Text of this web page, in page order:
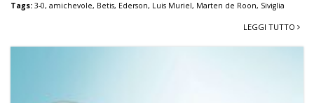
Tags: 3-0, amichevole, Betis, Ederson, Luis Muriel, Marten de Roon, Siviglia
LEGGI TUTTO